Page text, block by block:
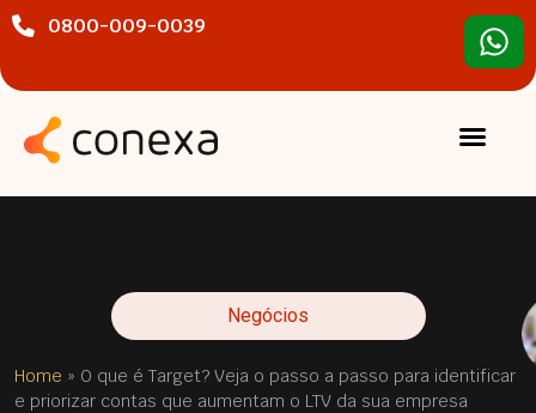
0800-009-0039
Negócios
Home » O que é Target? Veja o passo a passo para identificar
e priorizar contas que aumentam o LTV da sua empresa